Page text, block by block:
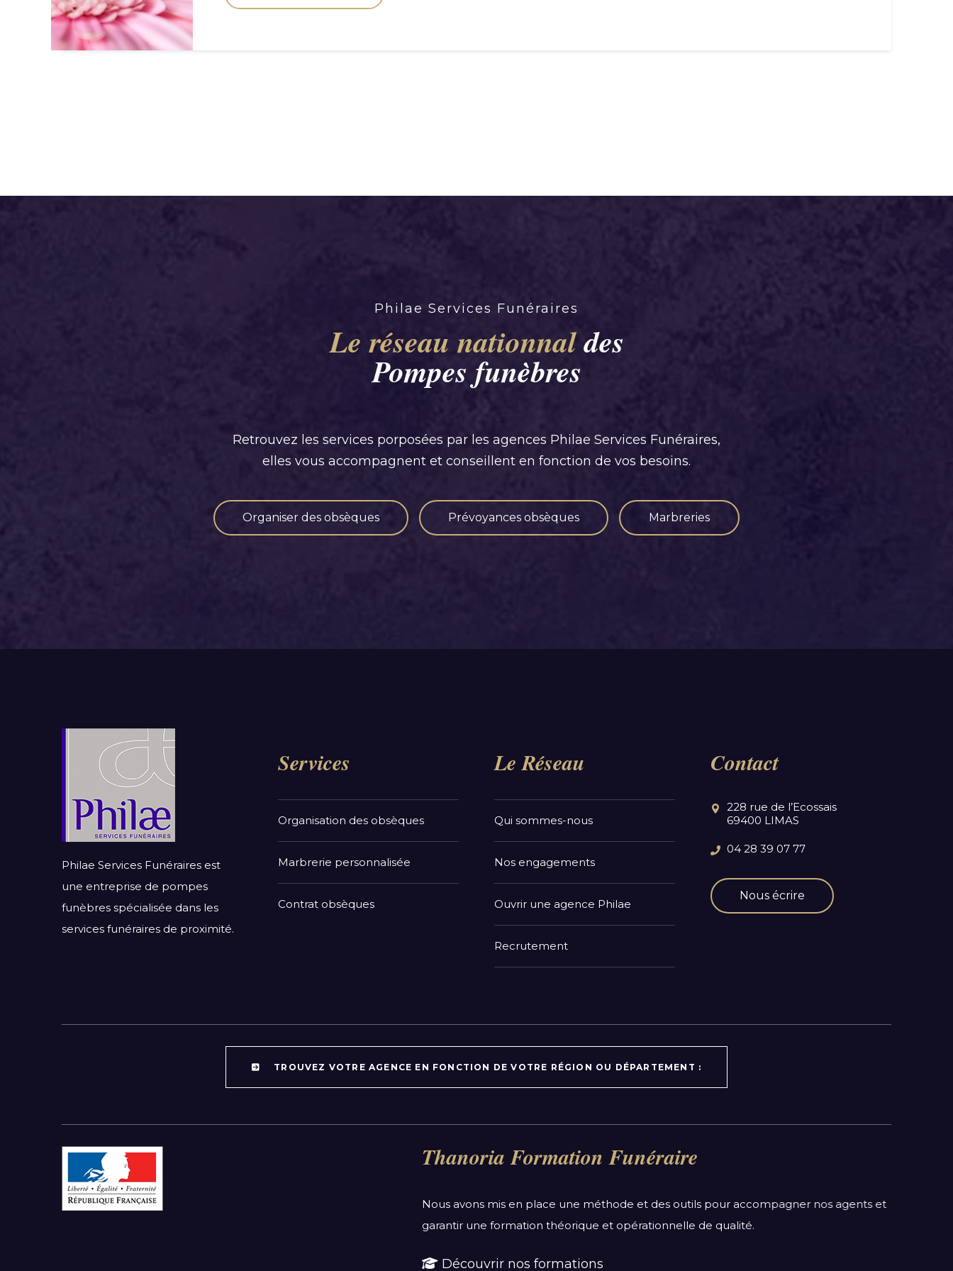
Philae Services Funéraires
Le réseau nationnaldes
Pompes funèbres
Retrouvez les services porposées par les agences Philae Services Funéraires,
elles vous accompagnent et conseillent en fonction de vos besoins.
Organiser des obsèques Prévoyances obsèques Marbreries
Philae Services Funéraires est
une entreprise de pompes
funèbres spécialisée dans les
services funéraires de proximité.
Services
Organisation des obsèques
Marbrerie personnalisée
Contrat obsèques
Le Réseau
Qui sommes-nous
Nos engagements
Ouvrir une agence Philae
Recrutement
Contact
228 rue de l’Ecossais
69400 LIMAS
04 28 39 07 77
Nous écrire
TROUVEZ VOTRE AGENCE EN FONCTION DE VOTRE RÉGION OU DÉPARTEMENT :
Par région :
Auvergne-Rhône-Alpes
Bourgogne-Franche-Comté
Côte-d'Or
Thanoria Formation Funéraire
Nous avons mis en place une méthode et des outils pour accompagner nos agents et
garantir une formation théorique et opérationnelle de qualité.
Découvrir nos formations